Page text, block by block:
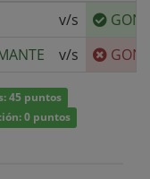
v/s
v/s
45 puntos
0 puntos